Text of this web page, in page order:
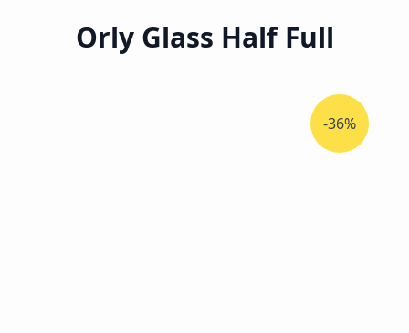
Orly Glass Half Full
-36%